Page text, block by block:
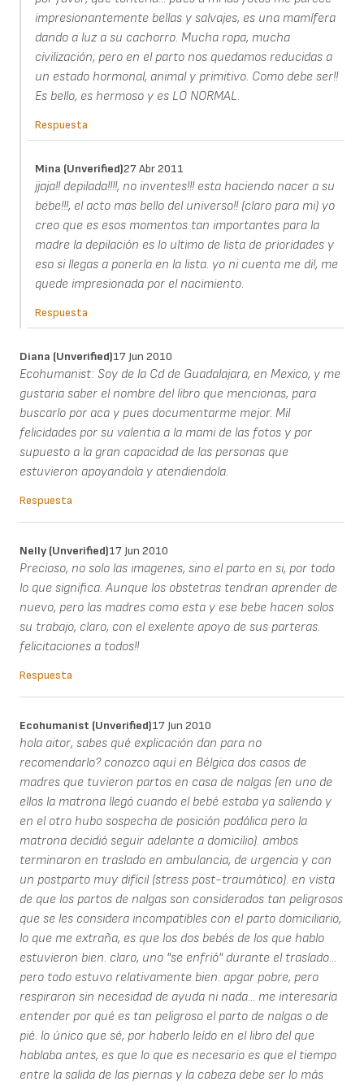
impresionantemente bellas y salvajes, es una mamífera
dando a luz a su cachorro. Mucha ropa, mucha
civilización, pero en el parto nos quedamos reducidas a
un estado hormonal, animal y primitivo. Como debe ser!!
Es bello, es hermoso y es LO NORMAL.
Respuesta
Mina (unverified)27 Abr 2011
jjaja!! depilada!!!!, no inventes!!! esta haciendo nacer a su
bebe!!!, el acto mas bello del universo!! (claro para mi) yo
creo que es esos momentos tan importantes para la
madre la depilación es lo ultimo de lista de prioridades y
eso si llegas a ponerla en la lista. yo ni cuenta me di!, me
quede impresionada por el nacimiento.
Respuesta
Diana (unverified)17 Jun 2010
Ecohumanist: Soy de la Cd de Guadalajara, en Mexico, y me
gustaria saber el nombre del libro que mencionas, para
buscarlo por aca y pues documentarme mejor. Mil
felicidades por su valentia a la mami de las fotos y por
supuesto a la gran capacidad de las personas que
estuvieron apoyandola y atendiendola.
Respuesta
Nelly (unverified)17 Jun 2010
Precioso, no solo las imagenes, sino el parto en si, por todo
lo que significa. Aunque los obstetras tendran aprender de
nuevo, pero las madres como esta y ese bebe hacen solos
su trabajo, claro, con el exelente apoyo de sus parteras.
felicitaciones a todos!!
Respuesta
Ecohumanist (unverified)17 Jun 2010
hola aitor, sabes qué explicación dan para no
recomendarlo? conozco aquí en Bélgica dos casos de
madres que tuvieron partos en casa de nalgas (en uno de
ellos la matrona llegó cuando el bebé estaba ya saliendo y
en el otro hubo sospecha de posición podálica pero la
matrona decidió seguir adelante a domicilio). ambos
terminaron en traslado en ambulancia, de urgencia y con
un postparto muy difícil (stress post-traumático). en vista
de que los partos de nalgas son considerados tan peligrosos
que se les considera incompatibles con el parto domiciliario,
lo que me extraña, es que los dos bebés de los que hablo
estuvieron bien. claro, uno "se enfrió" durante el traslado...
pero todo estuvo relativamente bien. apgar pobre, pero
respiraron sin necesidad de ayuda ni nada... me interesaría
entender por qué es tan peligroso el parto de nalgas o de
pié. lo único que sé, por haberlo leído en el libro del que
hablaba antes, es que lo que es necesario es que el tiempo
entre la salida de las piernas y la cabeza debe ser lo más